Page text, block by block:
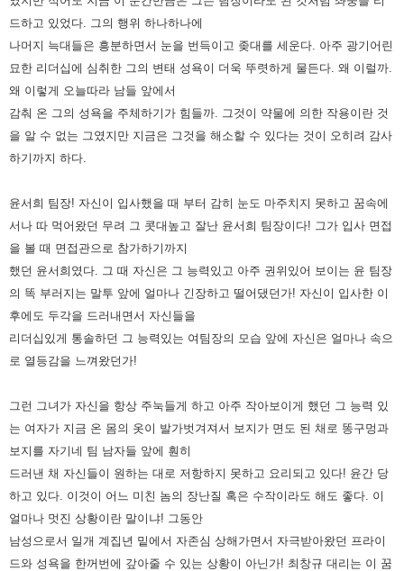
드하고 있었다. 그의 행위 하나하나에
나머지 늑대들은 흥분하면서 눈을 번득이고 좆대를 세운다. 아주 광기어린
묘한 리더십에 심취한 그의 변태 성욕이 더욱 뚜렷하게 물든다. 왜 이럴까.
왜 이렇게 오늘따라 남들 앞에서
감춰 온 그의 성욕을 주체하기가 힘들까. 그것이 약물에 의한 작용이란 것
을 알 수 없는 그였지만 지금은 그것을 해소할 수 있다는 것이 오히려 감사
하기까지 하다.
윤서희 팀장! 자신이 입사했을 때 부터 감히 눈도 마주치지 못하고 꿈속에
서나 따 먹어왔던 무려 그 콧대높고 잘난 윤서희 팀장이다! 그가 입사 면접
을 볼 때 면접관으로 참가하기까지
했던 윤서희였다.
그 때 자신은 그 능력있고 아주 권위있어 보이는 윤 팀장
의 똑 부러지는 말투 앞에 얼마나 긴장하고 떨어댔던가! 자신이 입사한 이
후에도 두각을 드러내면서 자신들을
리더십있게 통솔하던 그 능력있는 여팀장의 모습 앞에 자신은 얼마나 속으
로 열등감을 느껴왔던가!
그런 그녀가 자신을 항상 주눅들게 하고 아주 작아보이게 했던 그 능력 있
는 여자가 지금 온 몸의 옷이 발가벗겨져서 보지가 면도 된 채로 똥구멍과
보지를 자기네 팀 남자들 앞에 훤히
드러낸 채 자신들이 원하는 대로 저항하지 못하고 요리되고 있다! 윤간 당
하고 있다. 이것이 어느 미친 놈의 장난질 혹은 수작이라도 해도 좋다. 이
얼마나 멋진 상황이란 말이냐! 그동안
남성으로서 일개 계집년 밑에서 자존심 상해가면서 자극받아왔던 프라이
드와 성욕을 한꺼번에 갚아줄 수 있는 상황이 아닌가! 최창규 대리는 이 꿈